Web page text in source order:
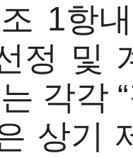
1항내
정 및
는 각각
상기